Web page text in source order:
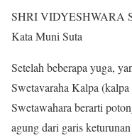
SHRI VIDYESHWARA
Kata Muni Suta
Setelah beberapa yuga,
Swetavaraha Kalpa
Swetawahara berarti
agung dari garis